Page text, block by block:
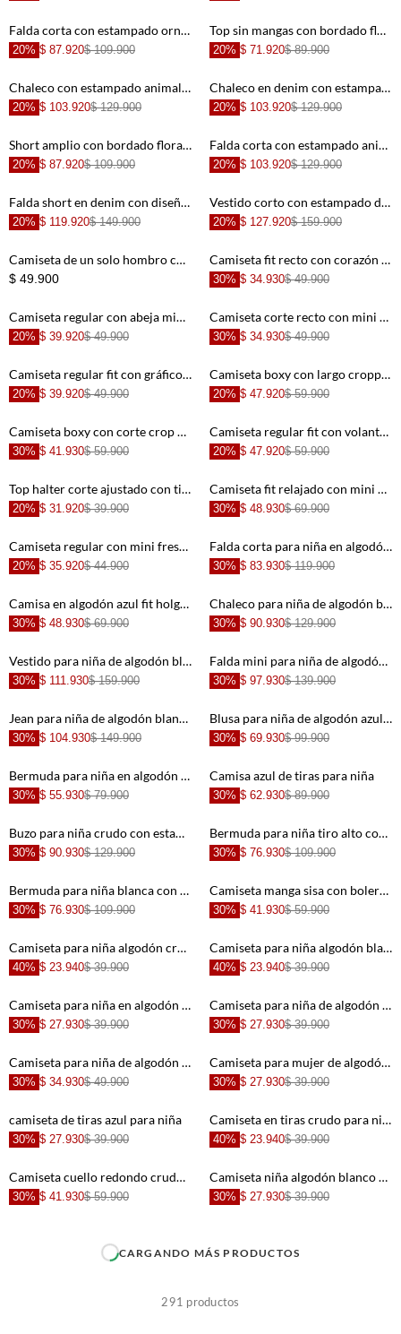
+ +
+ +
+ +
+ +
+
Falda corta con estampado ornamental y pretina elástica en azul para niña
20% $ 87.920$ 109.900
+
Top sin mangas con bordado floral en azul claro para niña
20% $ 71.920$ 89.900
+
Chaleco con estampado animal print y cierre de lazo en color arena para niña
20% $ 103.920$ 129.900
+
Chaleco en denim con estampado decorativo en azul claro para niña
20% $ 103.920$ 129.900
+
Short amplio con bordado floral en azul claro para niña
20% $ 87.920$ 109.900
+
Falda corta con estampado animal print en color arena para niña
20% $ 103.920$ 129.900
+
Falda short en denim con diseño cruzado en azul para niña
20% $ 119.920$ 149.900
+
Vestido corto con estampado de peces en azul claro para niña
20% $ 127.920$ 159.900
+
Camiseta de un solo hombro con bolero para niña
$ 49.900
+
Camiseta fit recto con corazón estampado en algodón beige para niña
30% $ 34.930$ 49.900
+
Camiseta regular con abeja mini en algodón beige para niña
20% $ 39.920$ 49.900
+
Camiseta corte recto con mini bordado de cactus en algodón verde menta para niña
30% $ 34.930$ 49.900
+
Camiseta regular fit con gráfico de ballet en algodón rosa para niña
20% $ 39.920$ 49.900
+
Camiseta boxy con largo cropped en algodón blanco para mujer
20% $ 47.920$ 59.900
+
Camiseta boxy con corte crop en algodón color arena para mujer
30% $ 41.930$ 59.900
+
Camiseta regular fit con volantes en algodón verde menta para niña
20% $ 47.920$ 59.900
+
Top halter corte ajustado con tiras para anudar en algodón beige para niña
20% $ 31.920$ 39.900
+
Camiseta fit relajado con mini cerezas en algodón crema para niña
30% $ 48.930$ 69.900
+
Camiseta regular con mini fresa en algodón crema para niña
20% $ 35.920$ 44.900
Falda corta para niña en algodón azul fit acampanado con bajo globo
30% $ 83.930$ 119.900
+
Camisa en algodón azul fit holgado para niña
30% $ 48.930$ 69.900
+
Chaleco para niña de algodón blanco fit recto con estrellas en hombros
30% $ 90.930$ 129.900
+
Vestido para niña de algodón blanco corte corto con bordado de palmeras
30% $ 111.930$ 159.900
+
Falda mini para niña de algodón azul lavado fit recto con cruce y botones metálicos
30% $ 97.930$ 139.900
+
Jean para niña de algodón blanco mom fit con estrellas azules
30% $ 104.930$ 149.900
+
Blusa para niña de algodón azul lavado crop con lazo en el tirante
30% $ 69.930$ 99.900
+
Bermuda para niña en algodón color marfil tiro alto con bajo curvo runner
30% $ 55.930$ 79.900
+
Camisa azul de tiras para niña
30% $ 62.930$ 89.900
+
Buzo para niña crudo con estampado
30% $ 90.930$ 129.900
+
Bermuda para niña tiro alto con rotos
30% $ 76.930$ 109.900
+
Bermuda para niña blanca con estrellas azules
30% $ 76.930$ 109.900
+
Camiseta manga sisa con bolero crudo para niña
30% $ 41.930$ 59.900
+
Camiseta para niña algodón crema crop con estrellas estampado animal
40% $ 23.940$ 39.900
+
Camiseta para niña algodón blanco talle corto con bordado felino
40% $ 23.940$ 39.900
Camiseta para niña en algodón crudo fit recto con gráfico
30% $ 27.930$ 39.900
Camiseta para niña de algodón blanco corte recto
30% $ 27.930$ 39.900
Camiseta para niña de algodón crema boxy con estampado
30% $ 34.930$ 49.900
Camiseta para mujer de algodón azul crop con bordado
30% $ 27.930$ 39.900
camiseta de tiras azul para niña
30% $ 27.930$ 39.900
Camiseta en tiras crudo para niña
40% $ 23.940$ 39.900
Camiseta cuello redondo crudo para niña
30% $ 41.930$ 59.900
Camiseta niña algodón blanco fit recto con detalle de corazones
30% $ 27.930$ 39.900
CARGANDO MÁS PRODUCTOS
291 productos